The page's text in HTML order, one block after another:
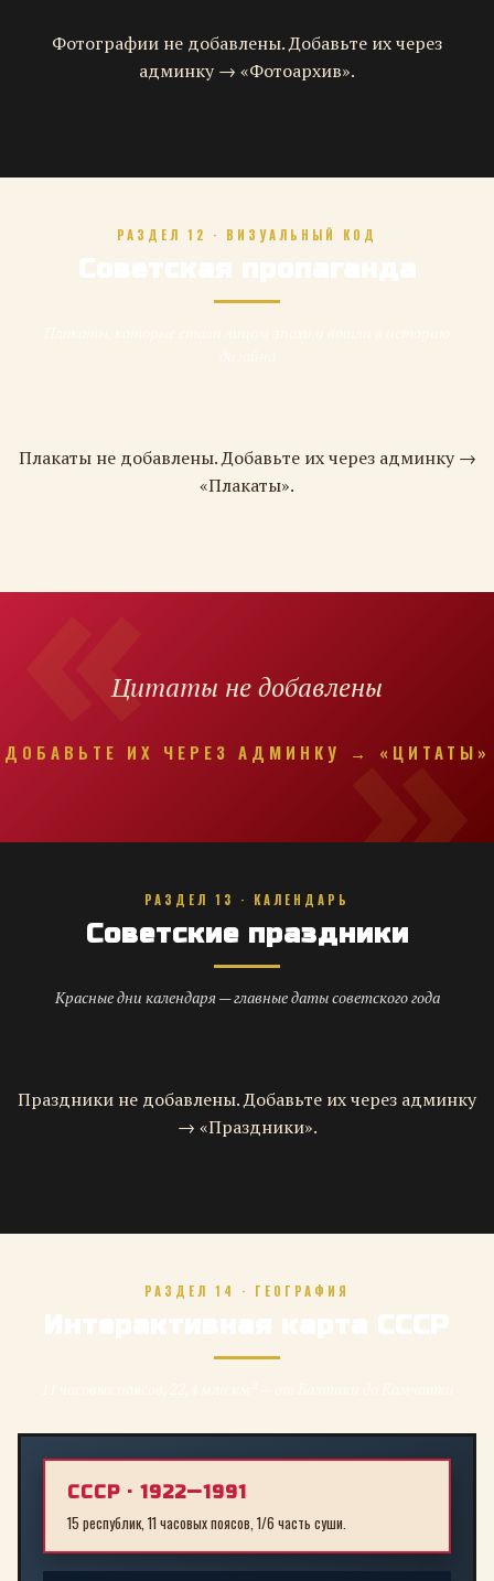
Фотографии не добавлены. Добавьте их через
админку → «Фотоархив».
РАЗДЕЛ 12 · ВИЗУАЛЬНЫЙ КОД
Советская пропаганда
Плакаты не добавлены. Добавьте их через админку →
«Плакаты».
Цитаты не добавлены
ДОБАВЬТЕ ИХ ЧЕРЕЗ АДМИНКУ → «ЦИТАТЫ»
РАЗДЕЛ 13 · КАЛЕНДАРЬ
Советские праздники
Красные дни календаря — главные даты советского года
Праздники не добавлены. Добавьте их через админку
→ «Праздники».
РАЗДЕЛ 14 · ГЕОГРАФИЯ
Интерактивная карта СССР
СССР · 1922—1991
15 республик, 11 часовых поясов, 1/6 часть суши.